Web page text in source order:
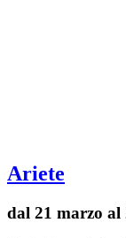
Ariete
dal 21 marzo al